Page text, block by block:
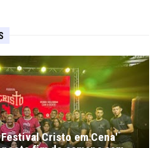
Festival Cristo em Cena'